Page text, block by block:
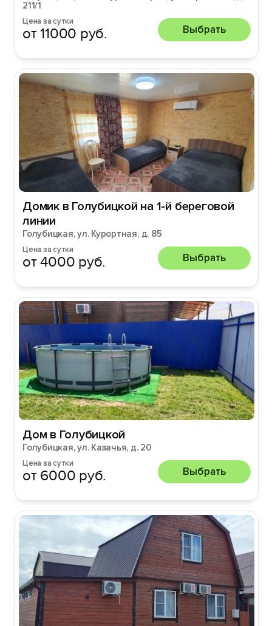
211/1
Цена за сутки
от 11000 руб. Выбрать
Домик в Голубицкой на 1-й береговой
линии
Голубицкая, ул. Курортная, д. 85
Цена за сутки
от 4000 руб. Выбрать
Дом в Голубицкой
Голубицкая, ул. Казачья, д. 20
Цена за сутки
от 6000 руб. Выбрать